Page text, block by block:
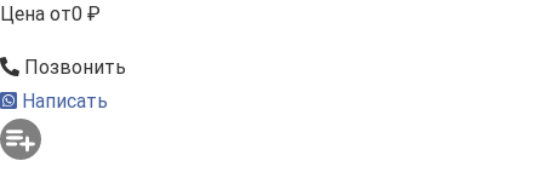
Цена от0 ₽
Позвонить
Написать